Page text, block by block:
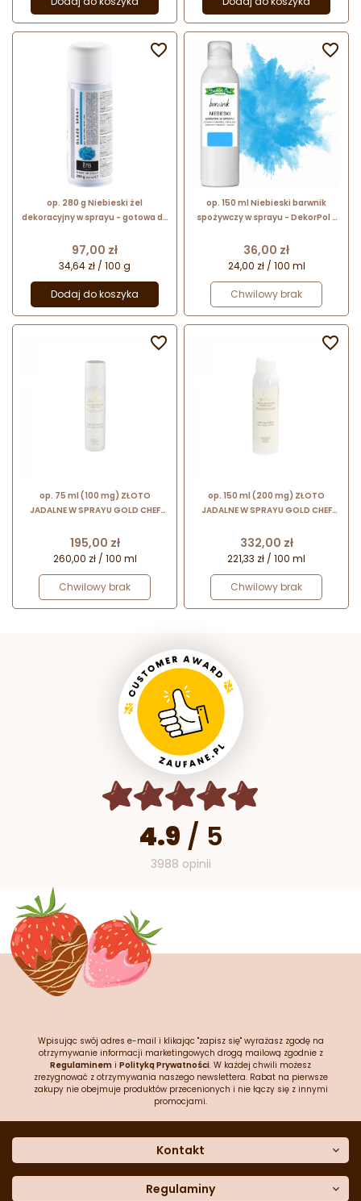
op. 280 g Niebieski żel
dekoracyjny w sprayu - gotowa do
Spray Silikomart
Cena
97,00 zł
34,64 zł / 100 g
Dodaj do koszyka

op. 150 ml Niebieski barwnik
spożywczy w sprayu - DekorPol -
cukierniczych
Cena
36,00 zł
24,00 zł / 100 ml
Chwilowy brak

op. 75 ml (100 mg) ZŁOTO
JADALNE W SPRAYU GOLD CHEF
karatowego złota
Cena
195,00 zł
260,00 zł / 100 ml
Chwilowy brak

op. 150 ml (200 mg) ZŁOTO
JADALNE W SPRAYU GOLD CHEF
karatowego złota
Cena
332,00 zł
221,33 zł / 100 ml
Chwilowy brak

4.9 / 5
3988 opinii
Wpisując swój adres e-mail i klikając "zapisz się" wyrażasz zgodę na
otrzymywanie informacji marketingowych drogą mailową zgodnie z
Regulaminem i Polityką Prywatności. W każdej chwili możesz
zrezygnować z otrzymywania naszego newslettera. Rabat na pierwsze
zakupy nie obejmuje produktów przecenionych i nie łączy się z innymi
promocjami.
Kontakt
Dane kontaktowe
Regulaminy